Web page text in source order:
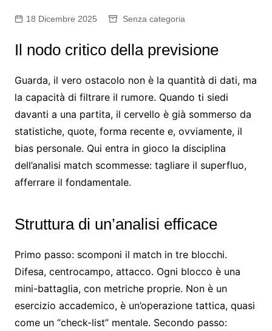
18 Dicembre 2025 Senza categoria
Il nodo critico della previsione
Guarda, il vero ostacolo non è la quantità di dati, ma
la capacità di filtrare il rumore. Quando ti siedi
davanti a una partita, il cervello è già sommerso da
statistiche, quote, forma recente e, ovviamente, il
bias personale. Qui entra in gioco la disciplina
dell’analisi match scommesse: tagliare il superfluo,
afferrare il fondamentale.
Struttura di un’analisi efficace
Primo passo: scomponi il match in tre blocchi.
Difesa, centrocampo, attacco. Ogni blocco è una
mini-battaglia, con metriche proprie. Non è un
esercizio accademico, è un’operazione tattica, quasi
come un “check-list” mentale. Secondo passo: